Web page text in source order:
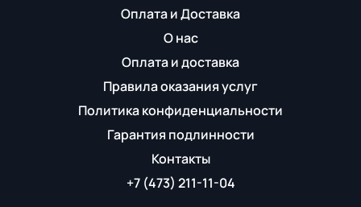
Оплата и Доставка
О нас
Оплата и доставка
Правила оказания услуг
Политика конфиденциальности
Гарантия подлинности
Контакты
+7 (473) 211-11-04